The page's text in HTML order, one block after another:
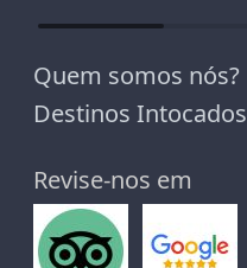
Quem somos nós?
Destinos Intocados
Revise-nos em